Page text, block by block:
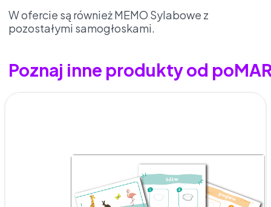
W ofercie są również MEMO Sylabowe z
pozostałymi samogłoskami.
Poznaj inne produkty od